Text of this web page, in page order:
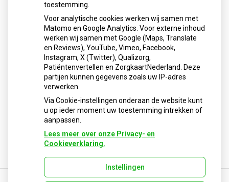
Buiten onze openingstijden kunt u voor spoedeisende
farmaceutische hulp terecht bij:
Spoedapotheek Den Haag locatie HagaZiekenhuis
Charlotte Jacobslaan 10 2545 AB Den Haag
Openingstijden spoedapotheek:
Maandag t/m vrijdag van 17.30 uur tot 08.00 uur
Zaterdag, zondag en feestdagen doorlopend geopend
Tel.: 070-2101465
toestemming.
Voor analytische cookies werken wij samen met
Matomo en Google Analytics. Voor externe inhoud
werken wij samen met Google (Maps, Translate
en Reviews), YouTube, Vimeo, Facebook,
Instagram, X (Twitter), Qualizorg,
Patiëntenvertellen en ZorgkaartNederland. Deze
partijen kunnen gegevens zoals uw IP-adres
verwerken.
Via Cookie-instellingen onderaan de website kunt
u op ieder moment uw toestemming intrekken of
aanpassen.
Lees meer over onze Privacy- en
Cookieverklaring.
Instellingen